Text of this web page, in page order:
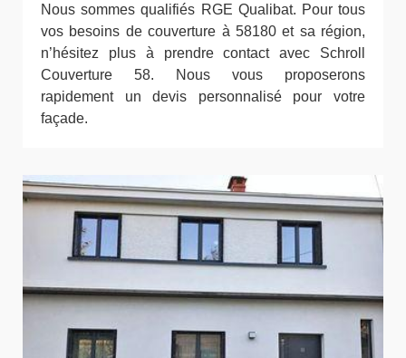
Nous sommes qualifiés RGE Qualibat. Pour tous
vos besoins de couverture à 58180 et sa région,
n’hésitez plus à prendre contact avec Schroll
Couverture 58. Nous vous proposerons
rapidement un devis personnalisé pour votre
façade.